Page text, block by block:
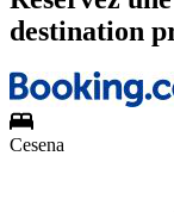
destination
Cesena